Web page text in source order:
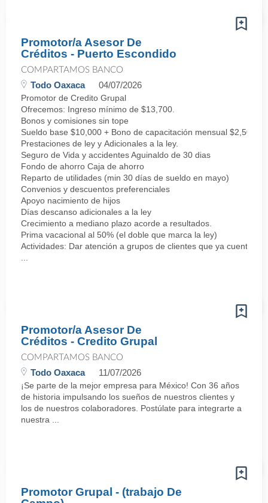
Promotor/a Asesor De
Créditos - Puerto Escondido
COMPARTAMOS BANCO
Todo Oaxaca 04/07/2026
Promotor de Credito Grupal
Ofrecemos: Ingreso mínimo de $13,700.
Bonos y comisiones sin tope
Sueldo base $10,000 + Bono de capacitación mensual $2,500
Prestaciones de ley y Adicionales a la ley.
Seguro de Vida y accidentes Aguinaldo de 30 dias
Fondo de ahorro Caja de ahorro
Reparto de utilidades (min 30 días de sueldo en mayo)
Convenios y descuentos preferenciales
Apoyo nacimiento de hijos
Días descanso adicionales a la ley
Crecimiento a mediano plazo acorde a resultados.
Prima vacacional al 50% (el doble que marca la ley)
Actividades: Dar atención a grupos de clientes que ya cuentan
Promotor/a Asesor De
Créditos - Credito Grupal
COMPARTAMOS BANCO
Todo Oaxaca 11/07/2026
¡Se parte de la mejor empresa para México! Con 36 años
de historia impulsando los sueños de nuestros clientes y
los de nuestros colaboradores. Postúlate para integrarte a
nuestra ...
Promotor Grupal - (trabajo De